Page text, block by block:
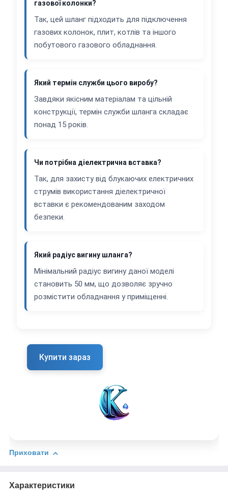
газової колонки?
Так, цей шланг підходить для підключення
газових колонок, плит, котлів та іншого
побутового газового обладнання.
Який термін служби цього виробу?
Завдяки якісним матеріалам та цільній
конструкції, термін служби шланга складає
понад 15 років.
Чи потрібна діелектрична вставка?
Так, для захисту від блукаючих електричних
струмів використання діелектричної
вставки є рекомендованим заходом
безпеки.
Який радіус вигину шланга?
Мінімальний радіус вигину даної моделі
становить 50 мм, що дозволяє зручно
розмістити обладнання у приміщенні.
Купити зараз
Приховати
Характеристики